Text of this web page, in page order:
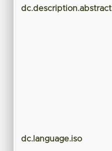
dc.description.abstract
dc.language.iso